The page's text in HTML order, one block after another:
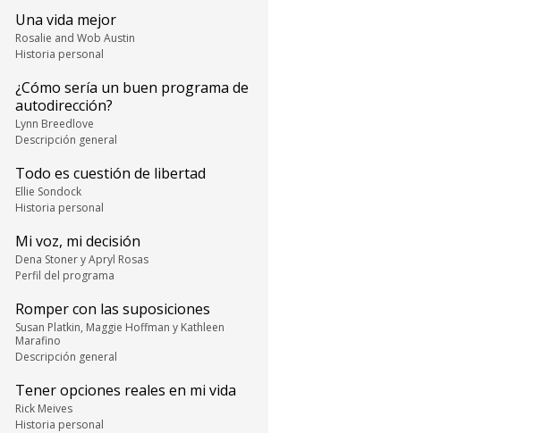
Una vida mejor
Rosalie and Wob Austin
Historia personal
¿Cómo sería un buen programa de
autodirección?
Lynn Breedlove
Descripción general
Todo es cuestión de libertad
Ellie Sondock
Historia personal
Mi voz, mi decisión
Dena Stoner y Apryl Rosas
Perfil del programa
Romper con las suposiciones
Susan Platkin, Maggie Hoffman y Kathleen
Marafino
Descripción general
Tener opciones reales en mi vida
Rick Meives
Historia personal